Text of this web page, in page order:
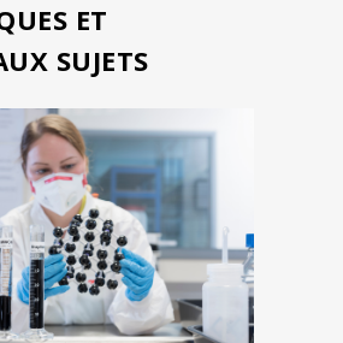
ET
SUJETS